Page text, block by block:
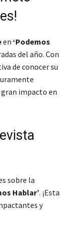
en ‘Podemos
del año. Con
de conocer su
impacto en
sobre la
Hablar’. ¡Esta
y